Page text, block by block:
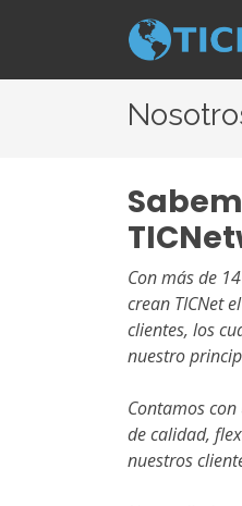
Con más de
crean TICNet
clientes, los
nuestro
Contamos
de calidad,
nuestros